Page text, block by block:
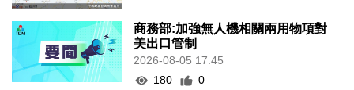
商務部:加強無人機相關兩用物項對
美出口管制
2026-08-05 17:45
180
0